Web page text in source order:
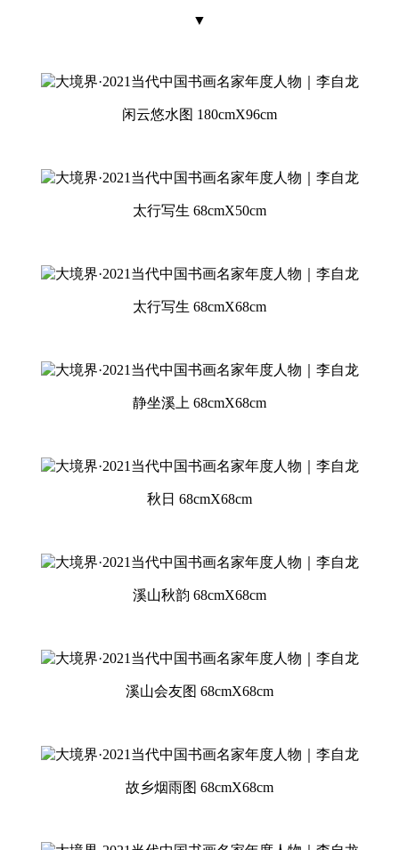
▼
闲云悠水图 180cmX96cm
太行写生 68cmX50cm
太行写生 68cmX68cm
静坐溪上 68cmX68cm
秋日 68cmX68cm
溪山秋韵 68cmX68cm
溪山会友图 68cmX68cm
故乡烟雨图 68cmX68cm